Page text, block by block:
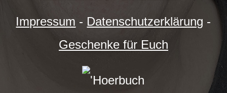
Impressum - Datenschutzerklärung -
Geschenke für Euch